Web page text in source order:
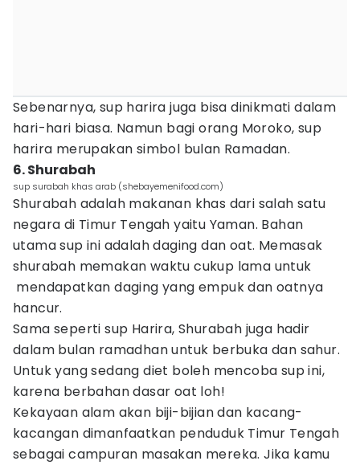
Sebenarnya, sup harira juga bisa dinikmati dalam
hari-hari biasa. Namun bagi orang Moroko, sup
harira merupakan simbol bulan Ramadan.
6. Shurabah
sup surabah khas arab (shebayemenifood.com)
Shurabah adalah makanan khas dari salah satu
negara di Timur Tengah yaitu Yaman. Bahan
utama sup ini adalah daging dan oat. Memasak
shurabah memakan waktu cukup lama untuk
mendapatkan daging yang empuk dan oatnya
hancur.
Sama seperti sup Harira, Shurabah juga hadir
dalam bulan ramadhan untuk berbuka dan sahur.
Untuk yang sedang diet boleh mencoba sup ini,
karena berbahan dasar oat loh!
Kekayaan alam akan biji-bijian dan kacang-
kacangan dimanfaatkan penduduk Timur Tengah
sebagai campuran masakan mereka. Jika kamu